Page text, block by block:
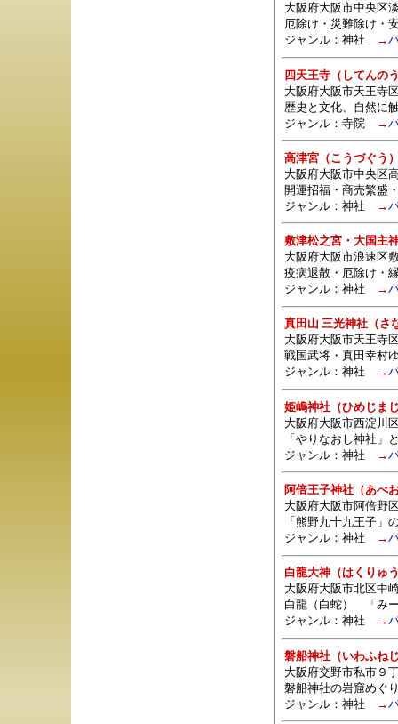
大阪府大阪市中央区
厄除け・災難除け・
ジャンル： 神社 →
四天王寺（してんの
大阪府大阪市天王寺
歴史と文化、自然に
ジャンル： 寺院→
高津宮（こうづぐう
大阪府大阪市中央区
開運招福・商売繁盛
ジャンル： 神社 →
敷津松之宮・大国主
大阪府大阪市浪速区
疫病退散・厄除け・
ジャンル： 神社 →
真田山 三光神社（さ
大阪府大阪市天王寺
戦国武将・真田幸村
ジャンル： 神社 →
姫嶋神社（ひめじま
大阪府大阪市西淀川
「やりなおし神社」
ジャンル： 神社 →
阿倍王子神社（あべ
大阪府大阪市阿倍野
「熊野九十九王子」
ジャンル： 神社 →
白龍大神（はくりゅ
大阪府大阪市北区中
白龍（白蛇） 「み
ジャンル： 神社 →
磐船神社（いわふね
大阪府交野市私市９
磐船神社の岩窟めぐ
ジャンル： 神社 →